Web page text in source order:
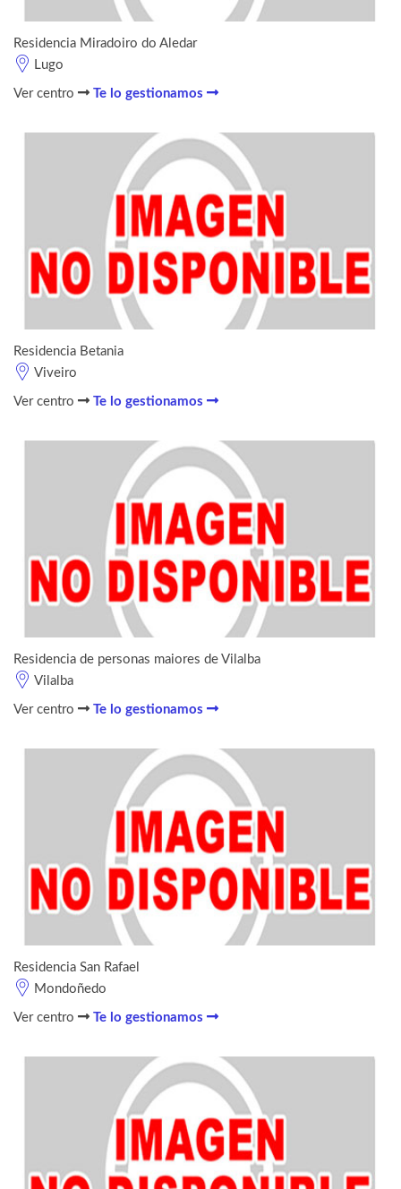
Residencia Miradoiro do Aledar
Lugo
Ver centro Te lo gestionamos
Residencia Betania
Viveiro
Ver centro Te lo gestionamos
Residencia de personas maiores de Vilalba
Vilalba
Ver centro Te lo gestionamos
Residencia San Rafael
Mondoñedo
Ver centro Te lo gestionamos